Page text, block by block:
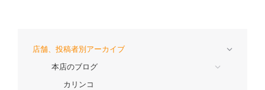
店舗、投稿者別アーカイブ
本店のブログ
カリンコ